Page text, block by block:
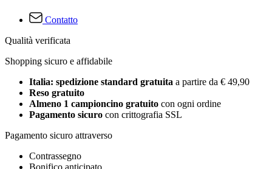
Contatto
Qualità verificata
Shopping sicuro e affidabile
Italia: spedizione standard gratuita a partire da € 49,90
Reso gratuito
Almeno 1 campioncino gratuito con ogni ordine
Pagamento sicuro con crittografia SSL
Pagamento sicuro attraverso
Contrassegno